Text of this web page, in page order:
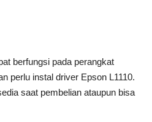
berfungsi pada perangkat
perlu instal driver Epson L1110.
saat pembelian ataupun bisa